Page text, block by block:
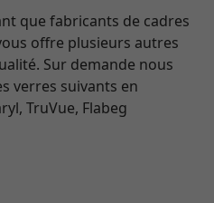
que fabricants de cadres
offre plusieurs autres
Sur demande nous
verres suivants en
TruVue, Flabeg